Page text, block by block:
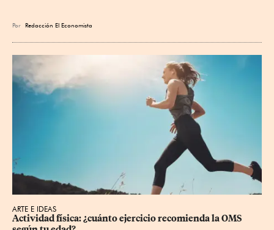
Por Redacción El Economista
ARTE E IDEAS
Actividad física: ¿cuánto ejercicio recomienda la OMS